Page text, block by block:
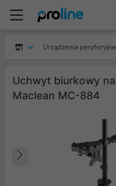
Urządzenia
Uchwyt biurkowy
Maclean MC-884
Poprzedni